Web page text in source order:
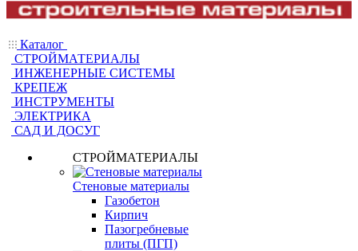
Каталог
СТРОЙМАТЕРИАЛЫ
ИНЖЕНЕРНЫЕ СИСТЕМЫ
КРЕПЕЖ
ИНСТРУМЕНТЫ
ЭЛЕКТРИКА
САД И ДОСУГ
СТРОЙМАТЕРИАЛЫ
Стеновые материалы
Газобетон
Кирпич
Пазогребневые
плиты (ПГП)